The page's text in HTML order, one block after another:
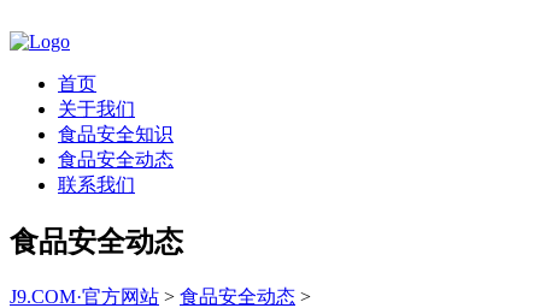
首页
关于我们
食品安全知识
食品安全动态
联系我们
食品安全动态
J9.COM·官方网站 > 食品安全动态 >